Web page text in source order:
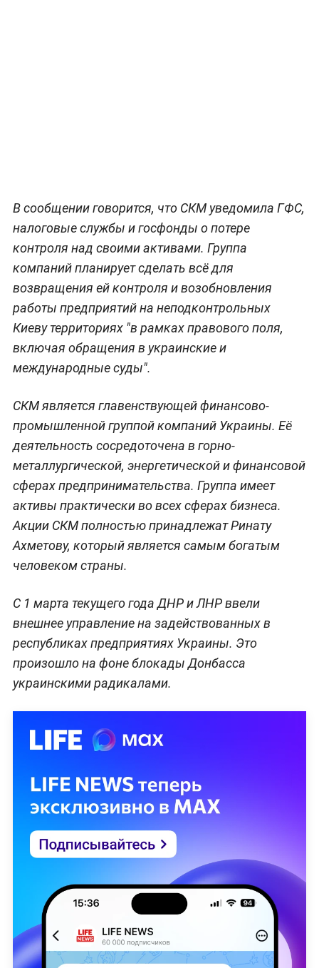
В сообщении говорится, что СКМ уведомила ГФС,
налоговые службы и госфонды о потере
контроля над своими активами. Группа
компаний планирует сделать всё для
возвращения ей контроля и возобновления
работы предприятий на неподконтрольных
Киеву территориях "в рамках правового поля,
включая обращения в украинские и
международные суды".
СКМ является главенствующей финансово-
промышленной группой компаний Украины. Её
деятельность сосредоточена в горно-
металлургической, энергетической и финансовой
сферах предпринимательства. Группа имеет
активы практически во всех сферах бизнеса.
Акции СКМ полностью принадлежат Ринату
Ахметову, который является самым богатым
человеком страны.
С 1 марта текущего года ДНР и ЛНР ввели
внешнее управление на задействованных в
республиках предприятиях Украины. Это
произошло на фоне блокады Донбасса
украинскими радикалами.